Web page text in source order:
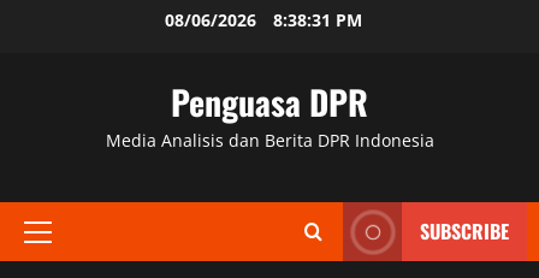
08/06/2026 8:38:31 PM
Penguasa DPR
Media Analisis dan Berita DPR Indonesia
Primary
SUBSCRIBE